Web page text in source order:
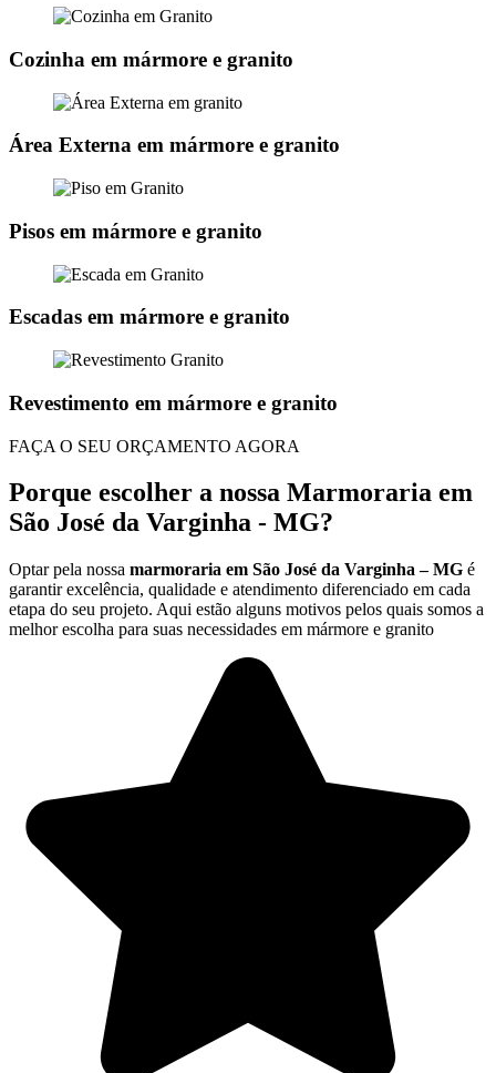
Cozinha em mármore e granito
Área Externa em mármore e granito
Pisos em mármore e granito
Escadas em mármore e granito
Revestimento em mármore e granito
FAÇA O SEU ORÇAMENTO AGORA
Porque escolher a nossa Marmoraria em
São José da Varginha - MG?
Optar pela nossa marmoraria em São José da Varginha – MG é
garantir excelência, qualidade e atendimento diferenciado em cada
etapa do seu projeto. Aqui estão alguns motivos pelos quais somos a
melhor escolha para suas necessidades em mármore e granito